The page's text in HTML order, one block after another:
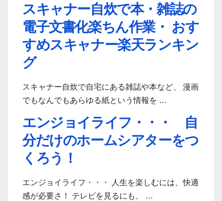
スキャナー自炊で本・雑誌の
電子文書化楽ちん作業・ おす
すめスキャナー楽天ランキン
グ
スキャナー自炊で自宅にある雑誌や本など、 漫画
でもなんでもあらゆる紙という情報を …
エンジョイライフ・・・ 自
分だけのホームシアターをつ
くろう！
エンジョイライフ・・・ 人生を楽しむには、快適
感が必要さ！ テレビを見るにも、 …